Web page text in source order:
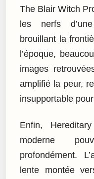
The Blair Witch
les nerfs
brouillant la
l’époque,
images
amplifié la peur,
insupportable
Enfin,
moderne
profondément.
lente montée